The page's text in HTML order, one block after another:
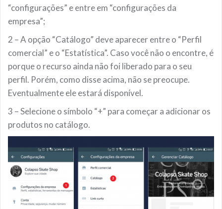
“configurações” e entre em “configurações da
empresa”;
2 – A opção “Catálogo” deve aparecer entre o “Perfil
comercial” e o “Estatística”. Caso você não o encontre, é
porque o recurso ainda não foi liberado para o seu
perfil. Porém, como disse acima, não se preocupe.
Eventualmente ele estará disponível.
3 – Selecione o símbolo “+” para começar a adicionar os
produtos no catálogo.